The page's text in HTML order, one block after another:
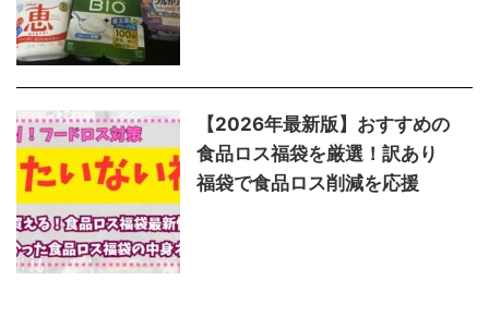
【2026年最新版】おすすめの
食品ロス福袋を厳選！訳あり
福袋で食品ロス削減を応援